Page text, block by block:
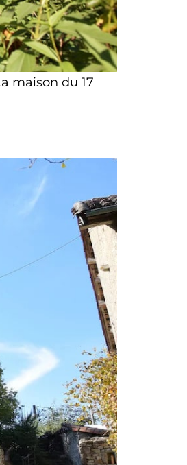
maison du 17